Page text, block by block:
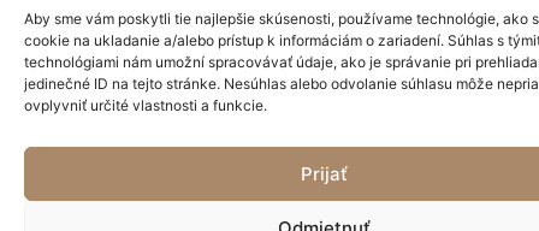
Aby sme vám poskytli tie najlepšie skúsenosti, používame technológie, ako
cookie na ukladanie a/alebo prístup k informáciám o zariadení. Súhlas s
technológiami nám umožní spracovávať údaje, ako je správanie pri
jedinečné ID na tejto stránke. Nesúhlas alebo odvolanie súhlasu môže
ovplyvniť určité vlastnosti a funkcie.
Prijať